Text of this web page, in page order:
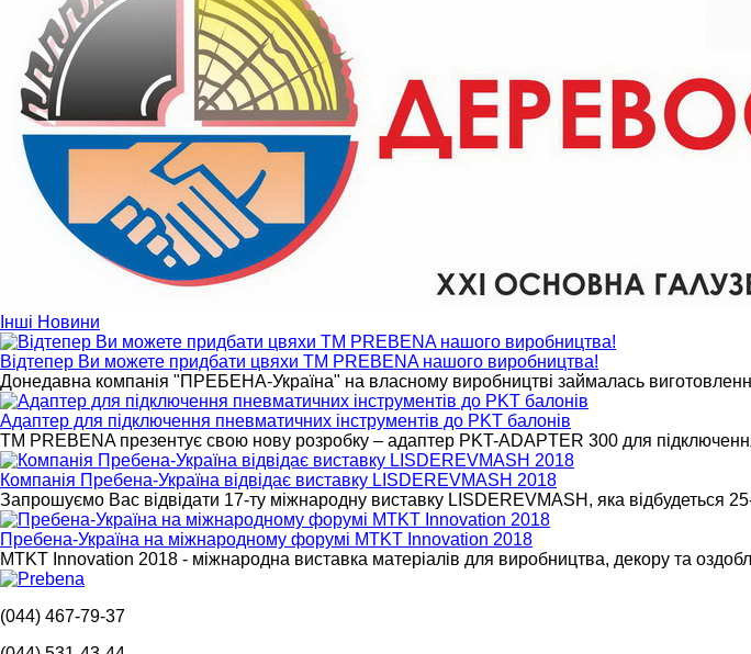
Інші Новини
Відтепер Ви можете придбати цвяхи ТМ PREBENA нашого виробництва!
Донедавна компанія "ПРЕБЕНА-Україна" на власному виробництві займалась
Адаптер для підключення пневматичних інструментів до PKT балонів
ТМ PREBENA презентує свою нову розробку – адаптер PKT-ADAPTER 300 для
Компанія Пребена-Україна відвідає виставку LISDEREVMASH 2018
Запрошуємо Вас відвідати 17-ту міжнародну виставку LISDEREVMASH, яка відбудеться
Пребена-Україна на міжнародному форумі MTKT Innovation 2018
MTKT Innovation 2018 - міжнародна виставка матеріалів для виробництва, декору та
(044) 467-79-37